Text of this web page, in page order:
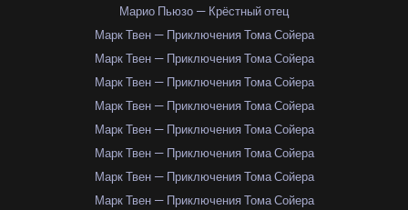
Марио Пьюзо — Крёстный отец
Марк Твен — Приключения Тома Сойера
Марк Твен — Приключения Тома Сойера
Марк Твен — Приключения Тома Сойера
Марк Твен — Приключения Тома Сойера
Марк Твен — Приключения Тома Сойера
Марк Твен — Приключения Тома Сойера
Марк Твен — Приключения Тома Сойера
Марк Твен — Приключения Тома Сойера